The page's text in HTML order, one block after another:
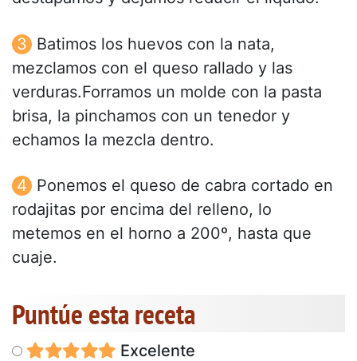
Batimos los huevos con la nata,
mezclamos con el queso rallado y las
verduras.Forramos un molde con la pasta
brisa, la pinchamos con un tenedor y
echamos la mezcla dentro.
Ponemos el queso de cabra cortado en
rodajitas por encima del relleno, lo
metemos en el horno a 200º, hasta que
cuaje.
Puntúe esta receta
Excelente